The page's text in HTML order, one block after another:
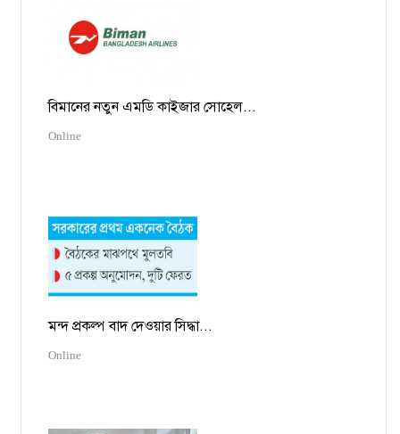
বিমানের নতুন এমডি কাইজার সোহেল...
Online
মন্দ প্রকল্প বাদ দেওয়ার সিদ্ধা...
Online